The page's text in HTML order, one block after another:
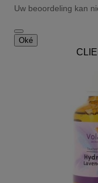
Uw beoordeling kan
Oké